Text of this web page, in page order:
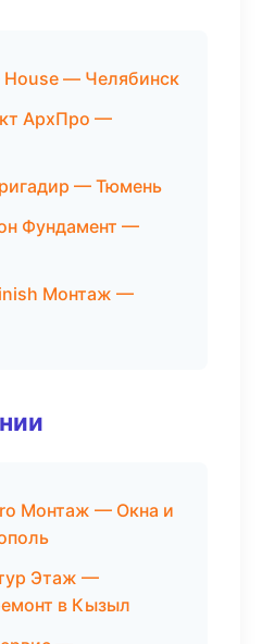
House — Челябинск
АрхПро —
— Тюмень
Фундамент —
Монтаж —
Монтаж — Окна и
Этаж —
в Кызыл